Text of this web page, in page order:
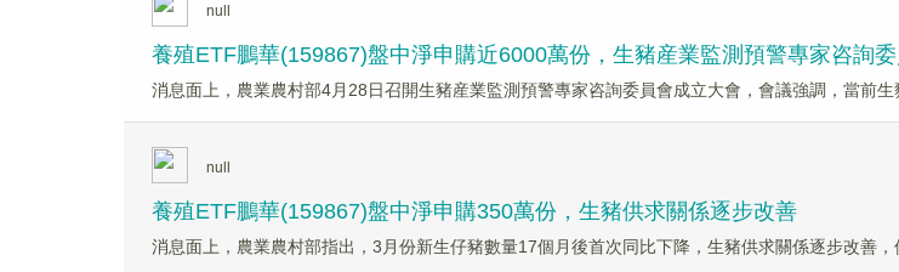
null
養殖ETF鵬華(159867)盤中淨申購近6000萬份，生豬産業監測預警專家咨詢
消息面上，農業農村部4月28日召開生豬産業監測預警專家咨詢委員會成立大會，會議強調，當前
null
養殖ETF鵬華(159867)盤中淨申購350萬份，生豬供求關係逐步改善
消息面上，農業農村部指出，3月份新生仔豬數量17個月後首次同比下降，生豬供求關係逐步改善，